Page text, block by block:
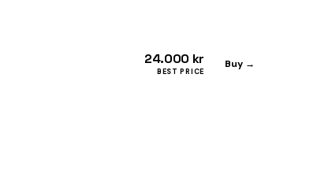
24.000 kr
BEST PRICE
Buy →